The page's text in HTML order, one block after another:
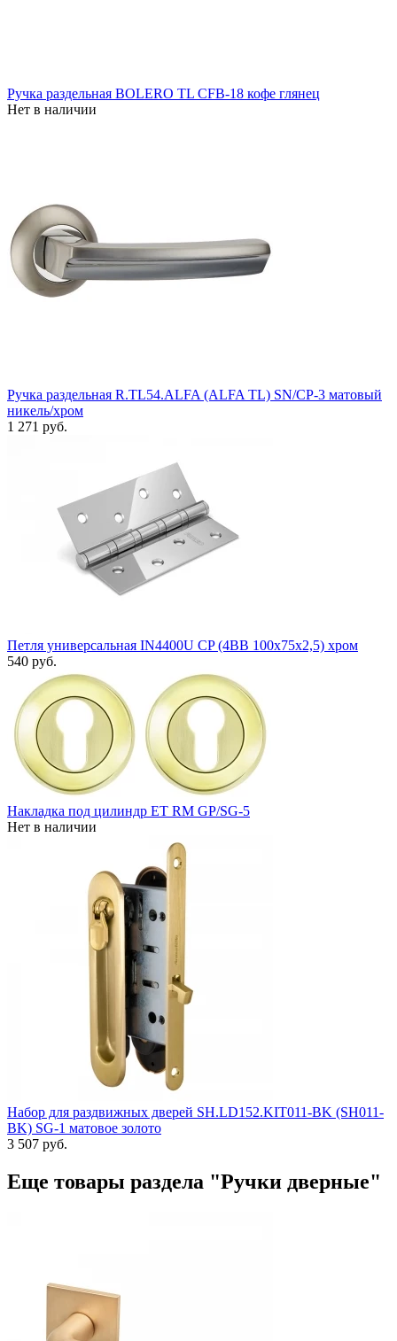
Ручка раздельная BOLERO TL CFB-18 кофе глянец
Нет в наличии
Ручка раздельная R.TL54.ALFA (ALFA TL) SN/CP-3 матовый
никель/хром
1 271 руб.
Петля универсальная IN4400U CP (4BB 100x75x2,5) хром
540 руб.
Накладка под цилиндр ET RM GP/SG-5
Нет в наличии
Набор для раздвижных дверей SH.LD152.KIT011-BK (SH011-
BK) SG-1 матовое золото
3 507 руб.
Еще товары раздела "Ручки дверные"